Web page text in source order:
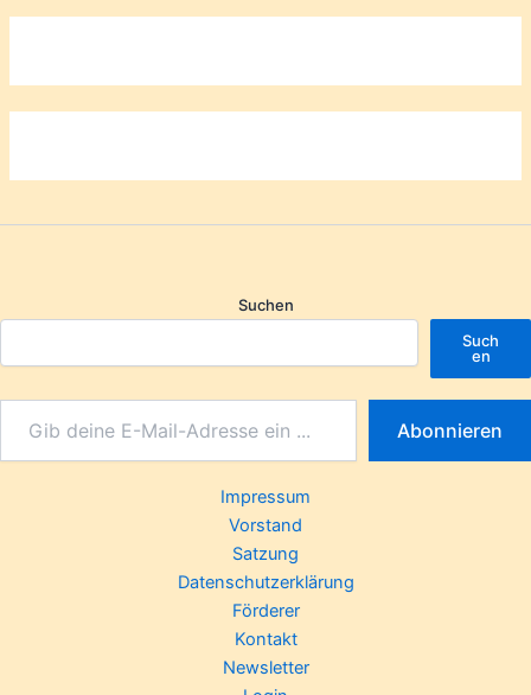
Suchen
Such
en
Abonnieren
Impressum
Vorstand
Satzung
Datenschutzerklärung
Förderer
Kontakt
Newsletter